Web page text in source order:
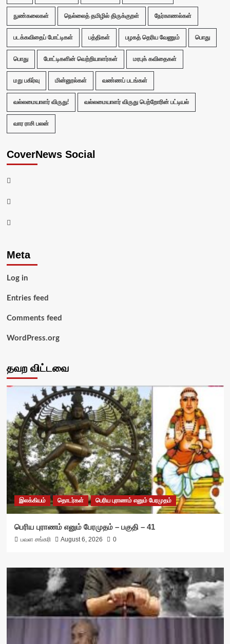
நுண்கலைகள் நெல்லைத் தமிழில் திருக்குறள் நேர்காணல்கள்
படக்கவிதைப் போட்டிகள் பத்திகள் பழகத் தெரிய வேணும் பொது
பொது போட்டிகளின் வெற்றியாளர்கள் மரபுக் கவிதைகள்
மறு பகிர்வு மின்னூல்கள் வண்ணப் படங்கள்
வல்லமையாளர் விருது! வல்லமையாளர் விருது பெற்றோரின் பட்டியல்
வார ராசி பலன்
CoverNews Social
Facebook
Twitter
Youtube
Meta
Log in
Entries feed
Comments feed
WordPress.org
தவற விட்டவை
இலக்கியம் தொடர்கள் பெரிய புராணம் எனும் பேரமுதம்
பெரிய புராணம் எனும் பேரமுதம் – பகுதி – 41
பவள சங்கரி August 6, 2026 0